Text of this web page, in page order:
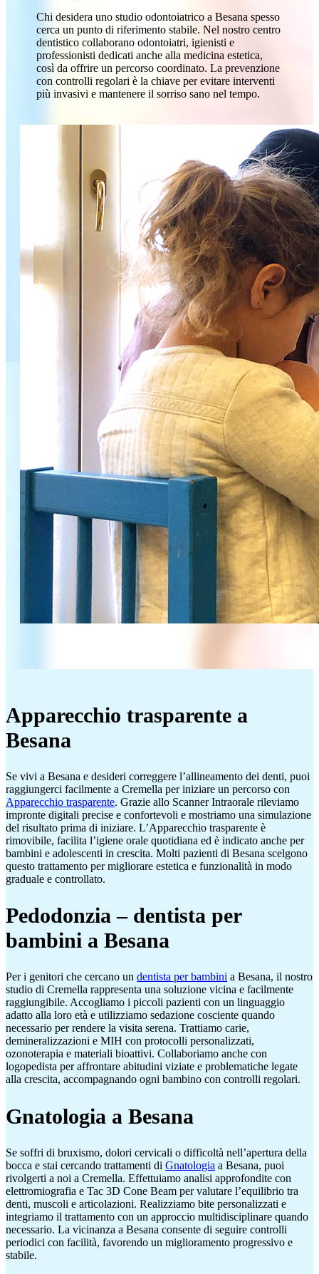
Chi desidera uno studio odontoiatrico a Besana spesso
cerca un punto di riferimento stabile. Nel nostro centro
dentistico collaborano odontoiatri, igienisti e
professionisti dedicati anche alla medicina estetica,
così da offrire un percorso coordinato. La prevenzione
con controlli regolari è la chiave per evitare interventi
più invasivi e mantenere il sorriso sano nel tempo.
Apparecchio trasparente a
Besana
Se vivi a Besana e desideri correggere l’allineamento dei denti, puoi
raggiungerci facilmente a Cremella per iniziare un percorso con
Apparecchio trasparente. Grazie allo Scanner Intraorale rileviamo
impronte digitali precise e confortevoli e mostriamo una simulazione
del risultato prima di iniziare. L’Apparecchio trasparente è
rimovibile, facilita l’igiene orale quotidiana ed è indicato anche per
bambini e adolescenti in crescita. Molti pazienti di Besana scelgono
questo trattamento per migliorare estetica e funzionalità in modo
graduale e controllato.
Pedodonzia – dentista per
bambini a Besana
Per i genitori che cercano un dentista per bambini a Besana, il nostro
studio di Cremella rappresenta una soluzione vicina e facilmente
raggiungibile. Accogliamo i piccoli pazienti con un linguaggio
adatto alla loro età e utilizziamo sedazione cosciente quando
necessario per rendere la visita serena. Trattiamo carie,
demineralizzazioni e MIH con protocolli personalizzati,
ozonoterapia e materiali bioattivi. Collaboriamo anche con
logopedista per affrontare abitudini viziate e problematiche legate
alla crescita, accompagnando ogni bambino con controlli regolari.
Gnatologia a Besana
Se soffri di bruxismo, dolori cervicali o difficoltà nell’apertura della
bocca e stai cercando trattamenti di Gnatologia a Besana, puoi
rivolgerti a noi a Cremella. Effettuiamo analisi approfondite con
elettromiografia e Tac 3D Cone Beam per valutare l’equilibrio tra
denti, muscoli e articolazioni. Realizziamo bite personalizzati e
integriamo il trattamento con un approccio multidisciplinare quando
necessario. La vicinanza a Besana consente di seguire controlli
periodici con facilità, favorendo un miglioramento progressivo e
stabile.